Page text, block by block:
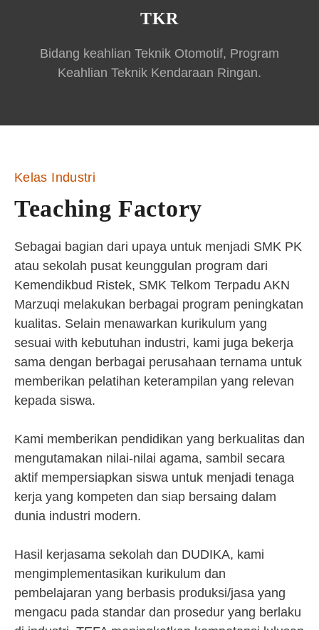
TKR
Bidang keahlian Teknik Otomotif, Program
Keahlian Teknik Kendaraan Ringan.
Kelas Industri
Teaching Factory
Sebagai bagian dari upaya untuk menjadi SMK PK
atau sekolah pusat keunggulan program dari
Kemendikbud Ristek, SMK Telkom Terpadu AKN
Marzuqi melakukan berbagai program peningkatan
kualitas. Selain menawarkan kurikulum yang
sesuai with kebutuhan industri, kami juga bekerja
sama dengan berbagai perusahaan ternama untuk
memberikan pelatihan keterampilan yang relevan
kepada siswa.
Kami memberikan pendidikan yang berkualitas dan
mengutamakan nilai-nilai agama, sambil secara
aktif mempersiapkan siswa untuk menjadi tenaga
kerja yang kompeten dan siap bersaing dalam
dunia industri modern.
Hasil kerjasama sekolah dan DUDIKA, kami
mengimplementasikan kurikulum dan
pembelajaran yang berbasis produksi/jasa yang
mengacu pada standar dan prosedur yang berlaku